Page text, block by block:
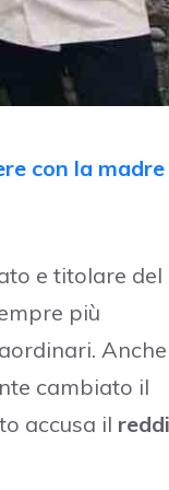
con la madre
e titolare del
più
Anche
cambiato il
accusa il